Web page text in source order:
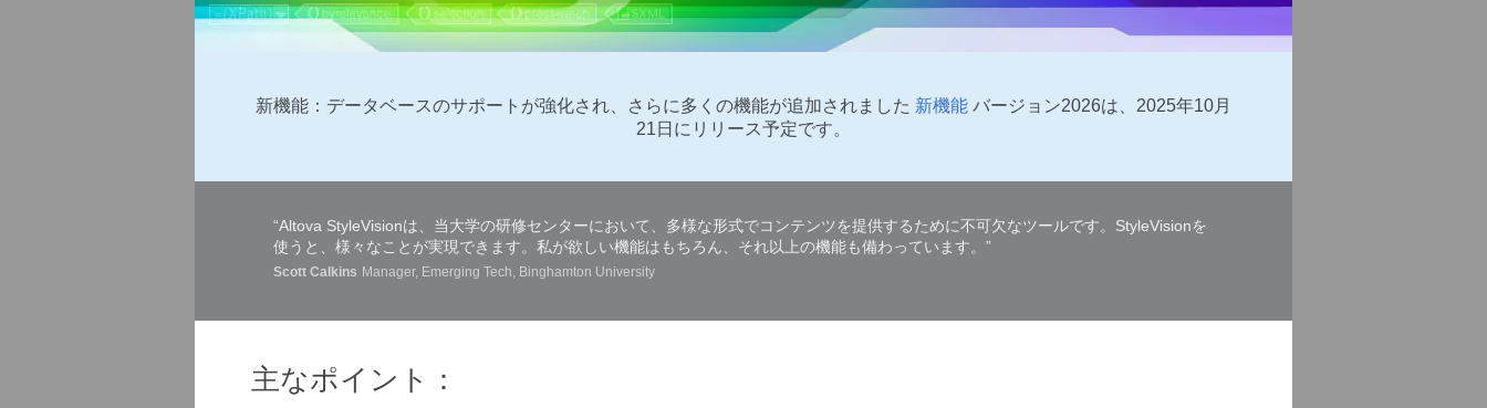
新機能：データベースのサポートが強化され、さらに多くの機能が追加されました 新機能 バージョン2026は、2025年10月
21日にリリース予定です。
“Altova StyleVisionは、当大学の研修センターにおいて、多様な形式でコンテンツを提供するために不可欠なツールです。StyleVisionを
使うと、様々なことが実現できます。私が欲しい機能はもちろん、それ以上の機能も備わっています。”
Scott Calkins Manager, Emerging Tech, Binghamton University
主なポイント：